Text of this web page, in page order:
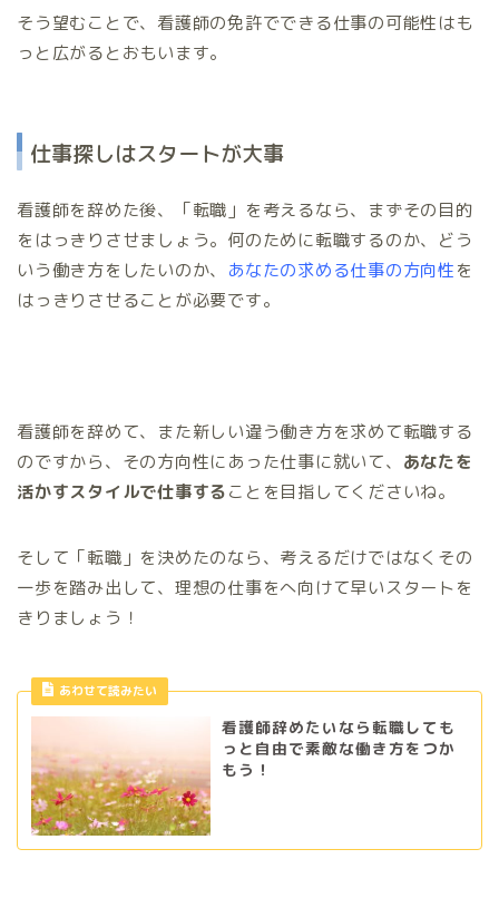
そう望むことで、看護師の免許でできる仕事の可能性はも
っと広がるとおもいます。
仕事探しはスタートが大事
看護師を辞めた後、「転職」を考えるなら、まずその目的
をはっきりさせましょう。何のために転職するのか、どう
いう働き方をしたいのか、 あなたの求める仕事の方向性を
はっきりさせることが必要です。
看護師を辞めて、また新しい違う働き方を求めて転職する
のですから、その方向性にあった仕事に就いて、 あなたを
活かすスタイルで仕事することを目指してくださいね。
そして「転職」を決めたのなら、考えるだけではなくその
一歩を踏み出して、理想の仕事をへ向けて早いスタートを
きりましょう！
あわせて読みたい
看護師辞めたいなら転職しても
っと自由で素敵な働き方をつか
もう！